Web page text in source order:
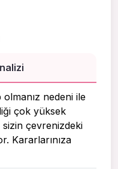
nedeni ile
çok yüksek
çevrenizdeki
Kararlarınıza